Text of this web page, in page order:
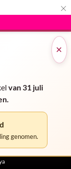
×
×
van 31 juli
genomen.